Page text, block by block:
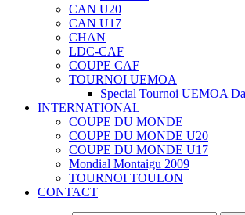
CAN U20
CAN U17
CHAN
LDC-CAF
COUPE CAF
TOURNOI UEMOA
Special Tournoi UEMOA
INTERNATIONAL
COUPE DU MONDE
COUPE DU MONDE U20
COUPE DU MONDE U17
Mondial Montaigu 2009
TOURNOI TOULON
CONTACT